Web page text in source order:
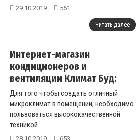
29.10.2019 561
Читать далее
Интернет-магазин
кондиционеров и
вентиляции Климат Буд:
преимущества
сотрудничества
Для того чтобы создать отличный
микроклимат в помещении, необходимо
пользоваться высококачественной
техникой....